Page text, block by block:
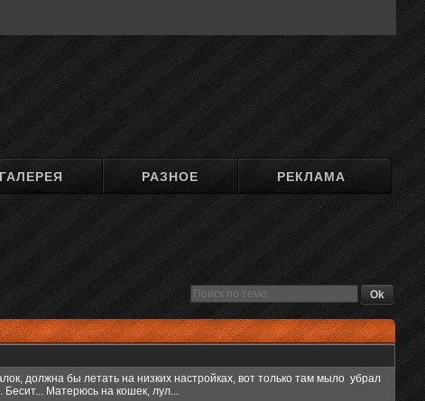
ГАЛЕРЕЯ РАЗНОЕ РЕКЛАМА
должна бы летать на низких настройках, вот только там мыло убрал
Бесит... Матерюсь на кошек, лул...